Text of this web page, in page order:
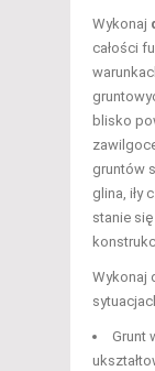
Wykonaj
całości
blisko
gruntów
glina, iły
stanie
Wykonaj
Grunt